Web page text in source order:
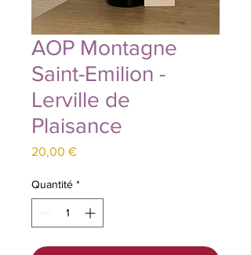
AOP Montagne
Saint-Emilion -
Lerville de
Plaisance
20,00 €Prix
Quantité *